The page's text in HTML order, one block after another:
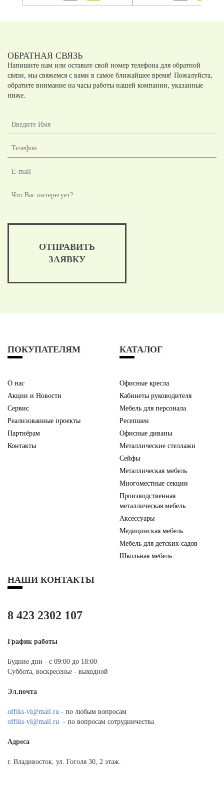
ОБРАТНАЯ СВЯЗЬ
Напишите нам или оставьте свой номер телефона для обратной
связи, мы свяжемся с вами в самое ближайшее время! Пожалуйста,
обратите внимание на часы работы нашей компании, указанные
ниже.
ОТПРАВИТЬ
ЗАЯВКУ
ПОКУПАТЕЛЯМ
О нас
Акции и Новости
Сервис
Реализованные проекты
Партнёрам
Контакты
КАТАЛОГ
Офисные кресла
Кабинеты руководителя
Мебель для персонала
Ресепшен
Офисные диваны
Металлические стеллажи
Сейфы
Металлическая мебель
Многоместные секции
Производственная
металлическая мебель
Аксессуары
Медицинская мебель
Мебель для детских садов
Школьная мебель
НАШИ КОНТАКТЫ
8 423 2302 107
График работы
Будние дни - с 09:00 до 18:00
Суббота, воскресенье - выходной
Эл.почта
offiks-vl@mail.ru - по любым вопросам
offiks-vl@mail.ru - по вопросам сотрудничества
Адреса
г. Владивосток, ул. Гоголя 30, 2 этаж.